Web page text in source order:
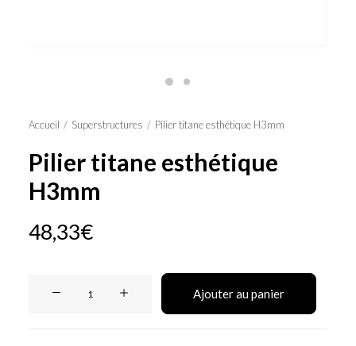
Accueil Superstructures Pilier titane esthétique H3mm
Pilier titane esthétique
H3mm
48,33€
Ajouter au panier